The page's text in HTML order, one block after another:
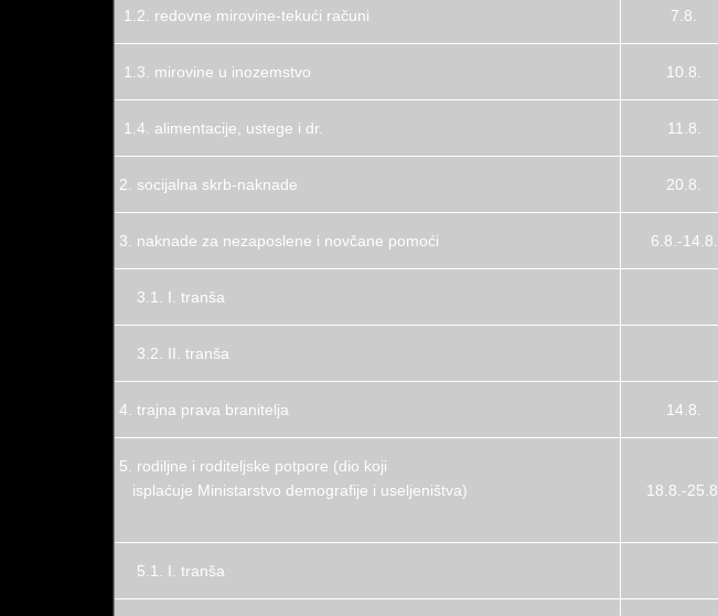
1.2. redovne mirovine-tekući računi 7.8.
1.3. mirovine u inozemstvo 10.8.
1.4. alimentacije, ustege i dr. 11.8.
2. socijalna skrb-naknade 20.8.
3. naknade za nezaposlene i novčane pomoći 6.8.-14.8.
3.1. I . tranša
3.2. II. tranša
4. trajna prava branitelja 14.8.
5. rodiljne i roditeljske potpore (dio koji
isplaćuje Ministarstvo demografije i useljeništva)
18.8.-25.8.
5.1. I. tranša